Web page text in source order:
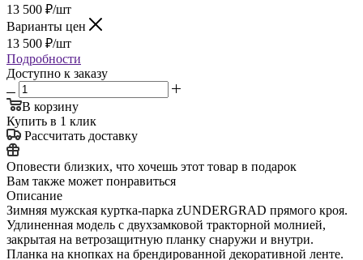
13 500 ₽/шт
Варианты цен
13 500 ₽/шт
Подробности
Доступно к заказу
В корзину
Купить в 1 клик
Рассчитать доставку
Оповести близких, что хочешь этот товар в подарок
Вам также может понравиться
Описание
Зимняя мужская куртка-парка zUNDERGRAD прямого кроя.
Удлиненная модель с двухзамковой тракторной молнией,
закрытая на ветрозащитную планку снаружи и внутри.
Планка на кнопках на брендированной декоративной ленте.